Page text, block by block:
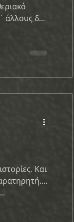
άλλους δεν
Και